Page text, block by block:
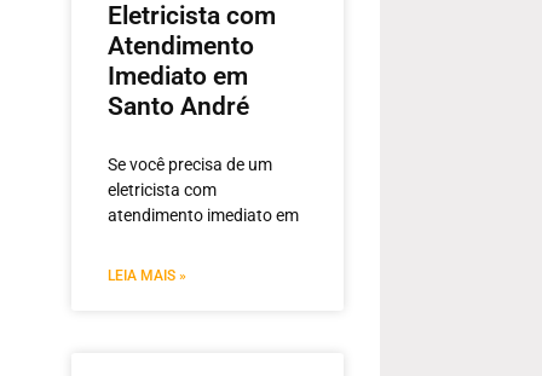
Eletricista com
Atendimento
Imediato em
Santo André
Se você precisa de um
eletricista com
atendimento imediato em
LEIA MAIS »